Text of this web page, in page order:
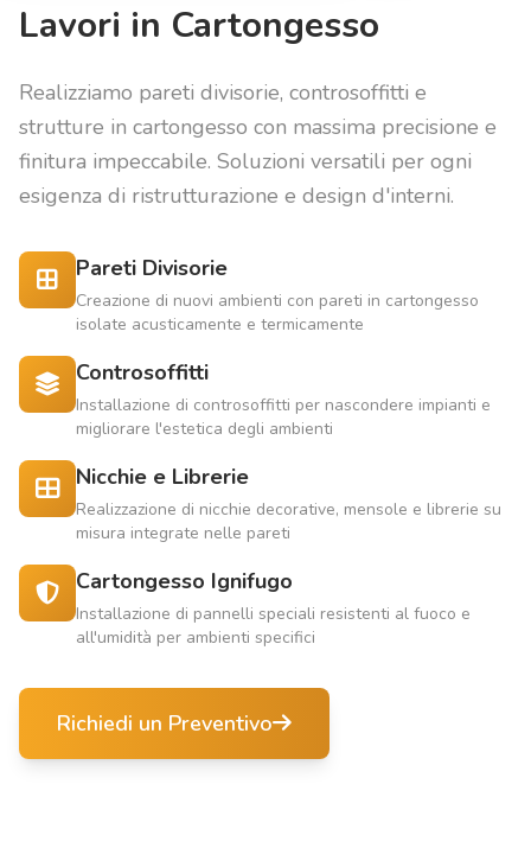
Lavori in Cartongesso
Realizziamo pareti divisorie, controsoffitti e
strutture in cartongesso con massima precisione e
finitura impeccabile. Soluzioni versatili per ogni
esigenza di ristrutturazione e design d'interni.
Pareti Divisorie
Creazione di nuovi ambienti con pareti in cartongesso
isolate acusticamente e termicamente
Controsoffitti
Installazione di controsoffitti per nascondere impianti e
migliorare l'estetica degli ambienti
Nicchie e Librerie
Realizzazione di nicchie decorative, mensole e librerie su
misura integrate nelle pareti
Cartongesso Ignifugo
Installazione di pannelli speciali resistenti al fuoco e
all'umidità per ambienti specifici
Richiedi un Preventivo